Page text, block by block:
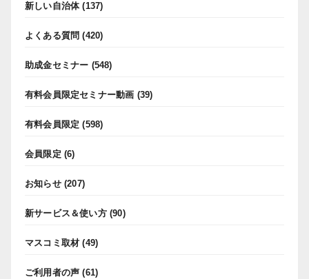
新しい自治体(137)
よくある質問 (420)
助成金セミナー (548)
有料会員限定セミナー動画 (39)
有料会員限定 (598)
会員限定 (6)
お知らせ(207)
新サービス＆使い方(90)
マスコミ取材 (49)
ご利用者の声 (61)